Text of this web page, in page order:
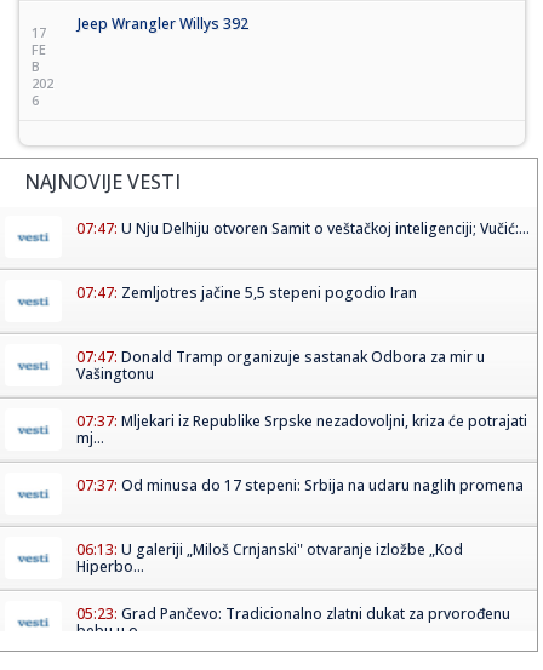
17
FE
B
202
6
Jeep Wrangler Willys 392
NAJNOVIJE VESTI
07:47: U Nju Delhiju otvoren Samit o veštačkoj inteligenciji; Vučić:...
07:47: Zemljotres jačine 5,5 stepeni pogodio Iran
07:47: Donald Tramp organizuje sastanak Odbora za mir u
Vašingtonu
07:37: Mljekari iz Republike Srpske nezadovoljni, kriza će potrajati
mj...
07:37: Od minusa do 17 stepeni: Srbija na udaru naglih promena
06:13: U galeriji „Miloš Crnjanski" otvaranje izložbe „Kod
Hiperbo...
05:23: Grad Pančevo: Tradicionalno zlatni dukat za prvorođenu
bebu u o...